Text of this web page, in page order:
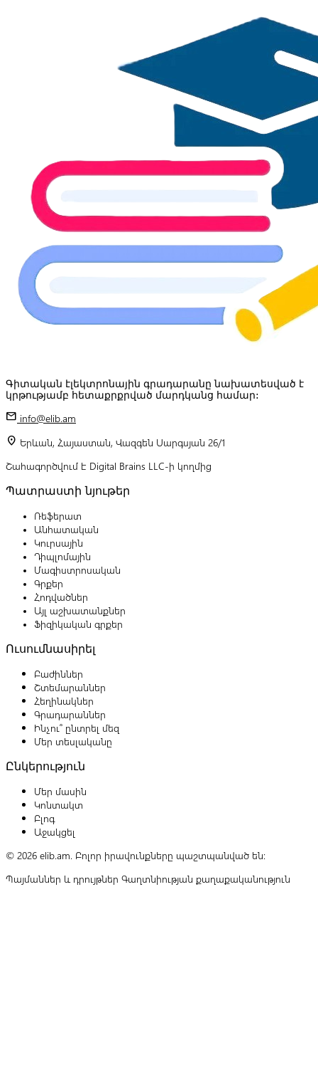
Գիտական էլեկտրոնային գրադարանը նախատեսված է
կրթությամբ հետաքրքրված մարդկանց համար:
mail info@elib.am
location_on Երևան, Հայաստան, Վազգեն Սարգսյան 26/1
Շահագործվում է Digital Brains LLC-ի կողմից
Պատրաստի նյութեր
Ռեֆերատ
Անհատական
Կուրսային
Դիպլոմային
Մագիստրոսական
Գրքեր
Հոդվածներ
Այլ աշխատանքներ
Ֆիզիկական գրքեր
Ուսումնասիրել
Բաժիններ
Շտեմարաններ
Հեղինակներ
Գրադարաններ
Ինչու՞ ընտրել մեզ
Մեր տեսլականը
Ընկերություն
Մեր մասին
Կոնտակտ
Բլոգ
Աջակցել
© 2026 elib.am. Բոլոր իրավունքները պաշտպանված են:
Պայմաններ և դրույթներ Գաղտնիության քաղաքականություն